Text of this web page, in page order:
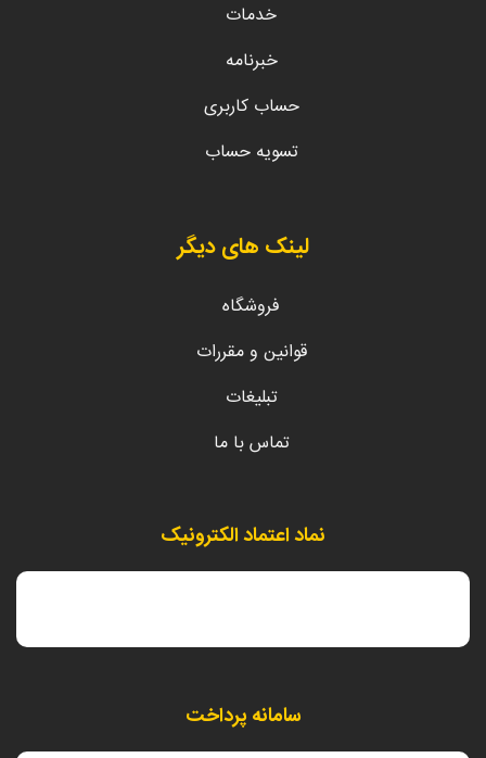
خدمات
خبرنامه
حساب کاربری
تسویه حساب
لینک های دیگر
فروشگاه
قوانین و مقررات
تبلیغات
تماس با ما
نماد اعتماد الکترونیک
سامانه پرداخت